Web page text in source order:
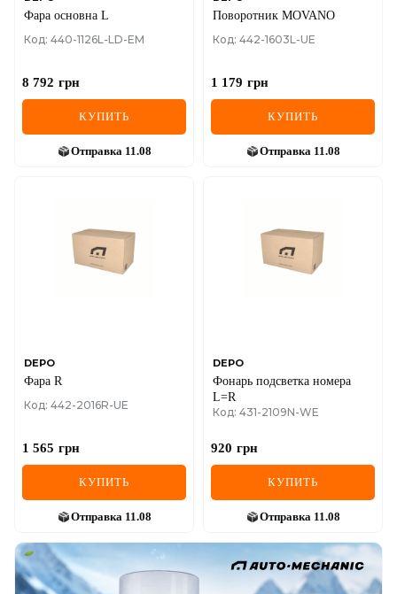
Фара основна L
Код: 440-1126L-LD-EM
8 792 грн
КУПИТЬ
Отправка 11.08
Поворотник MOVANO
Код: 442-1603L-UE
1 179 грн
КУПИТЬ
Отправка 11.08
DEPO
Фара R
Код: 442-2016R-UE
1 565 грн
КУПИТЬ
Отправка 11.08
DEPO
Фонарь подсветка номера
L=R
Код: 431-2109N-WE
920 грн
КУПИТЬ
Отправка 11.08